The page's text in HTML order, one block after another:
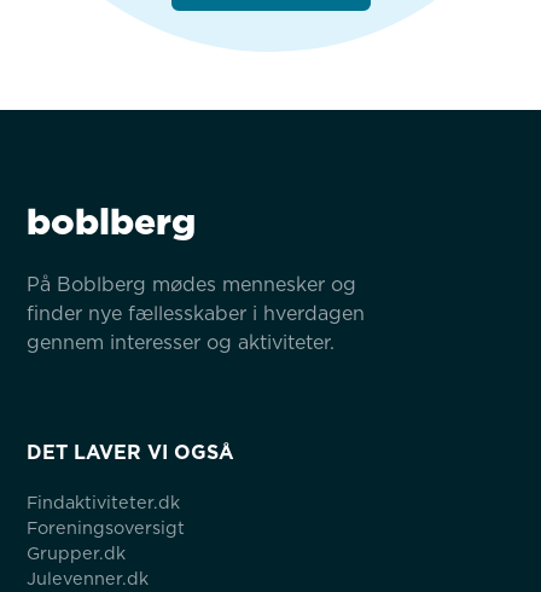
boblberg
På Boblberg mødes mennesker og
finder nye fællesskaber i hverdagen
gennem interesser og aktiviteter.
DET LAVER VI OGSÅ
Findaktiviteter.dk
Foreningsoversigt
Grupper.dk
Julevenner.dk